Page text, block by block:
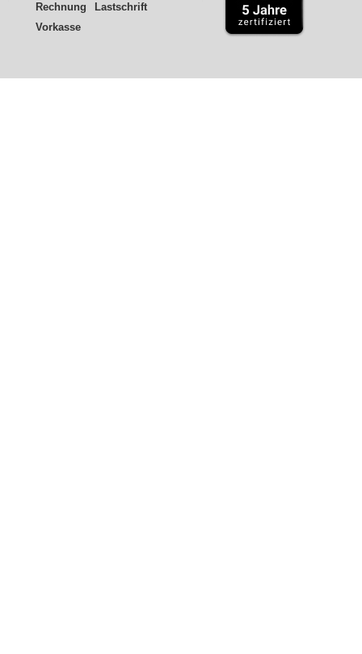
Rechnung
Lastschrift
Vorkasse